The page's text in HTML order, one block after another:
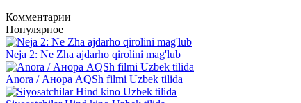
Комментарии
Популярное
Neja 2: Ne Zha ajdarho qirolini mag'lub
Anora / Анора AQSh filmi Uzbek tilida